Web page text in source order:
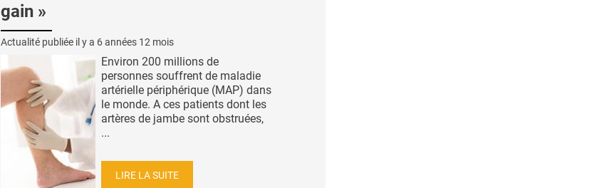
gain »
Actualité publiée il y a 6 années 12 mois
Environ 200 millions de
personnes souffrent de maladie
artérielle périphérique (MAP) dans
le monde. A ces patients dont les
artères de jambe sont obstruées,
...
LIRE LA SUITE